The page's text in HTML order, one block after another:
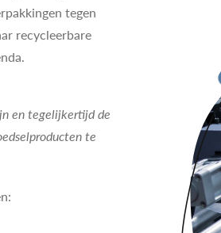
tegen
recycleerbare
en tegelijkertijd de
te